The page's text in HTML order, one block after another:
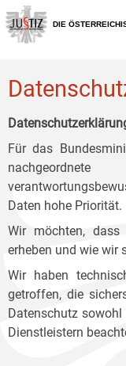
Zur
Hauptnavigation
[1]
Zum
Inhalt
[2]
Zum
Untermenü
[3]
DIE
Für das
Daten hohe Priorität.
Wir möchten,
erheben und wie wir
Wir haben
getroffen, die
Datenschutz
Dienstleistern